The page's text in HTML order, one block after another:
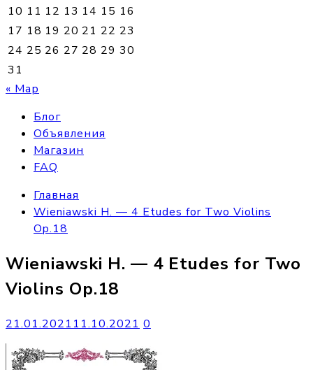
10 11 12 13 14 15 16
17 18 19 20 21 22 23
24 25 26 27 28 29 30
31
« Мар
Блог
Объявления
Магазин
FAQ
Главная
Wieniawski H. — 4 Etudes for Two Violins
Op.18
Wieniawski H. — 4 Etudes for Two
Violins Op.18
21.01.2021 11.10.2021 0